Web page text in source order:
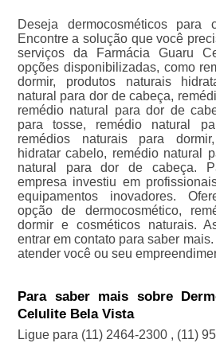
Deseja dermocosméticos para
Encontre a solução que você
serviços da Farmácia Guaru
opções disponibilizadas, como
dormir, produtos naturais
natural para dor de cabeça,
remédio natural para dor de
para tosse, remédio natural
remédios naturais para
hidratar cabelo, remédio natural
natural para dor de cabeça.
empresa investiu em
equipamentos inovadores.
opção de dermocosmético,
dormir e cosméticos naturais.
entrar em contato para saber
atender você ou seu
Para saber mais sobre
Celulite Bela Vista
Ligue para (11) 2464-2300 , (11)